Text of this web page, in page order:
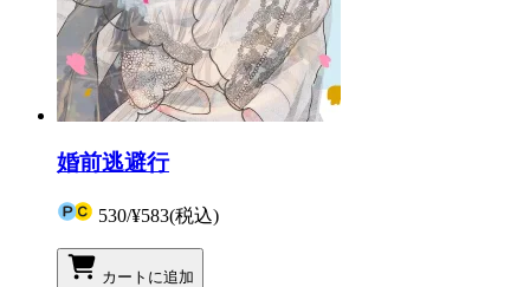
婚前逃避行
530/¥583(税込)
カートに追加